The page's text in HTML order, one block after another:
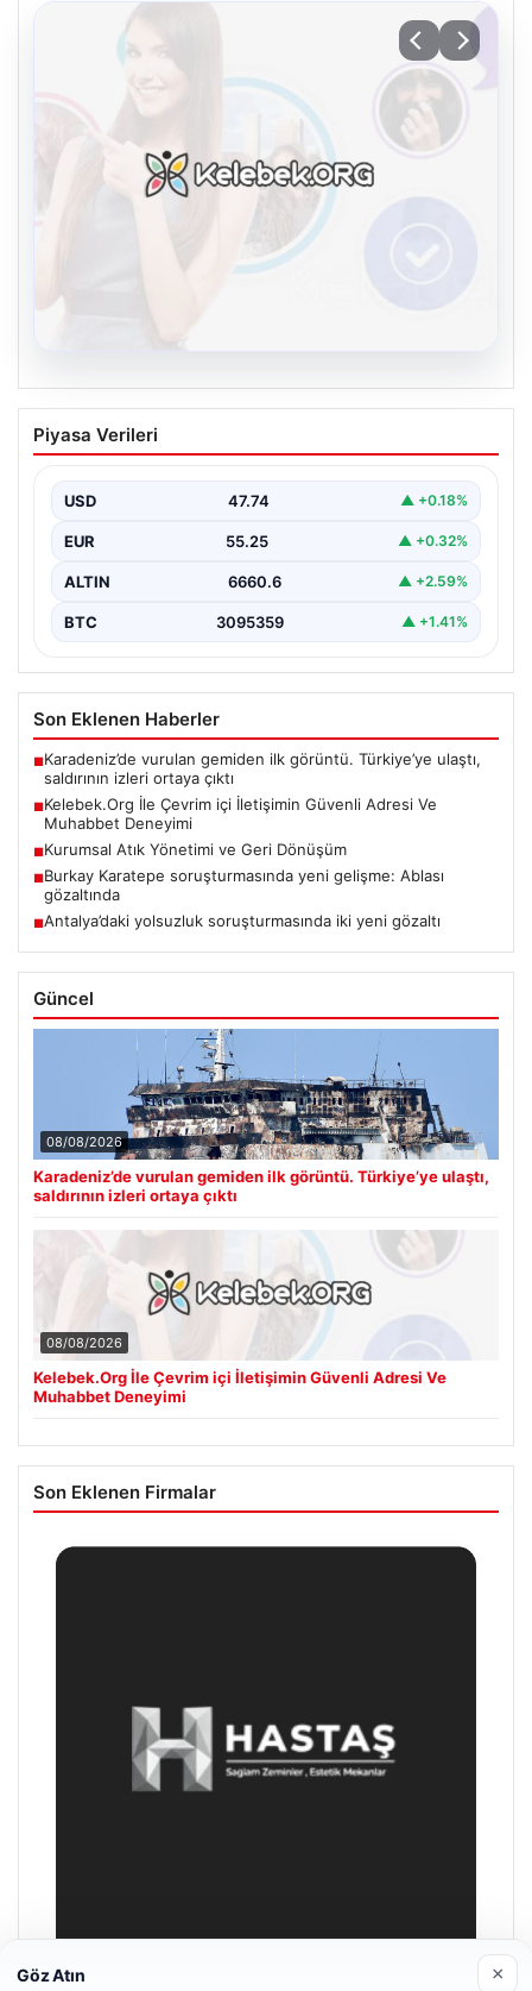
Kelebek.Org İle Çevrim içi İletişimin
Güvenli Adresi Ve Muhabbet Deneyimi
sağlaması büyük bir değer ifade etmektedir. Halen…
Piyasa Verileri
USD 47.74 ▲ +0.18%
EUR 55.25 ▲ +0.32%
ALTIN 6660.6 ▲ +2.59%
BTC 3095359 ▲ +1.41%
Son Eklenen Haberler
■Karadeniz’de vurulan gemiden ilk görüntü. Türkiye’ye ulaştı,
saldırının izleri ortaya çıktı
■Kelebek.Org İle Çevrim içi İletişimin Güvenli Adresi Ve
Muhabbet Deneyimi
■Kurumsal Atık Yönetimi ve Geri Dönüşüm
■Burkay Karatepe soruşturmasında yeni gelişme: Ablası
gözaltında
■Antalya’daki yolsuzluk soruşturmasında iki yeni gözaltı
Güncel
08/08/2026
Karadeniz’de vurulan gemiden ilk görüntü. Türkiye’ye ulaştı,
saldırının izleri ortaya çıktı
08/08/2026
Kelebek.Org İle Çevrim içi İletişimin Güvenli Adresi Ve
Muhabbet Deneyimi
Son Eklenen Firmalar
Göz Atın ×